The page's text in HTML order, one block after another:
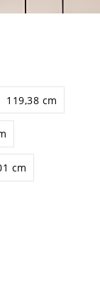
119,38 cm
cm